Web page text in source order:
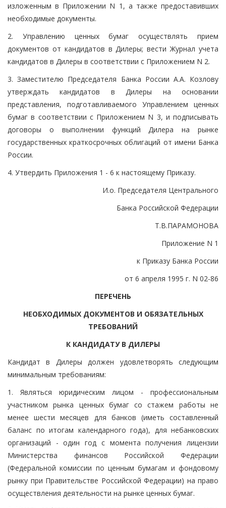
изложенным в Приложении N 1, а также предоставивших
необходимые документы.
2. Управлению ценных бумаг осуществлять прием
документов от кандидатов в Дилеры; вести Журнал учета
кандидатов в Дилеры в соответствии с Приложением N 2.
3. Заместителю Председателя Банка России А.А. Козлову
утверждать кандидатов в Дилеры на основании
представления, подготавливаемого Управлением ценных
бумаг в соответствии с Приложением N 3, и подписывать
договоры о выполнении функций Дилера на рынке
государственных краткосрочных облигаций от имени Банка
России.
4. Утвердить Приложения 1 - 6 к настоящему Приказу.
И.о. Председателя Центрального
Банка Российской Федерации
Т.В.ПАРАМОНОВА
Приложение N 1
к Приказу Банка России
от 6 апреля 1995 г. N 02-86
ПЕРЕЧЕНЬ
НЕОБХОДИМЫХ ДОКУМЕНТОВ И ОБЯЗАТЕЛЬНЫХ
ТРЕБОВАНИЙ
К КАНДИДАТУ В ДИЛЕРЫ
Кандидат в Дилеры должен удовлетворять следующим
минимальным требованиям:
1. Являться юридическим лицом - профессиональным
участником рынка ценных бумаг со стажем работы не
менее шести месяцев для банков (иметь составленный
баланс по итогам календарного года), для небанковских
организаций - один год с момента получения лицензии
Министерства финансов Российской Федерации
(Федеральной комиссии по ценным бумагам и фондовому
рынку при Правительстве Российской Федерации) на право
осуществления деятельности на рынке ценных бумаг.